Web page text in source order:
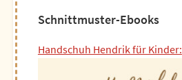
Schnittmuster-Ebooks
Handschuh Hendrik für Kinder: